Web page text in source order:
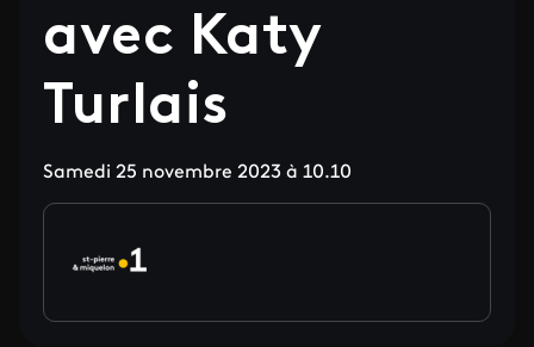
avec Katy
Turlais
Samedi 25 novembre 2023 à 10.10